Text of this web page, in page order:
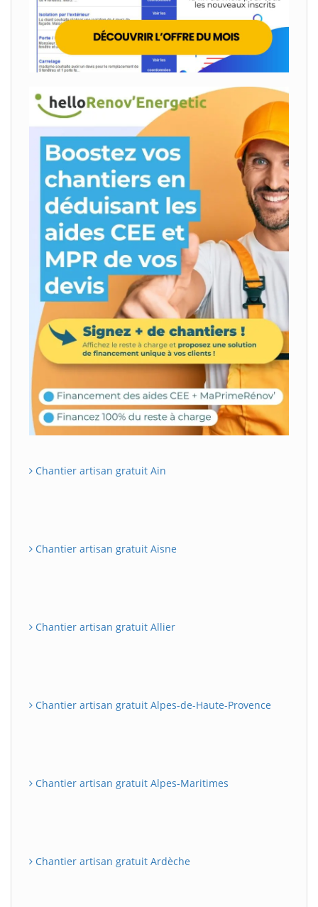
Chantier artisan gratuit Ain
Chantier artisan gratuit Aisne
Chantier artisan gratuit Allier
Chantier artisan gratuit Alpes-de-Haute-Provence
Chantier artisan gratuit Alpes-Maritimes
Chantier artisan gratuit Ardèche